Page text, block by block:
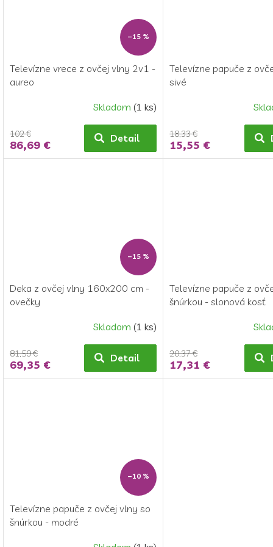
–15 %
Televízne vrece z ovčej vlny 2v1 -
aureo
Skladom(1 ks)
102 €
86,69 € Detail
Televízne papuče z
sivé
18,33 €
15,55 €
–15 %
Deka z ovčej vlny 160x200 cm -
ovečky
Skladom(1 ks)
81,59 €
69,35 € Detail
Televízne papuče z
šnúrkou - slonová kosť
20,37 €
17,31 €
–10 %
Televízne papuče z ovčej vlny so
šnúrkou - modré